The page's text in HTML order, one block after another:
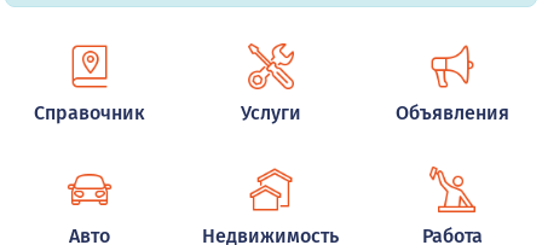
Справочник Услуги Объявления
Авто Недвижимость Работа